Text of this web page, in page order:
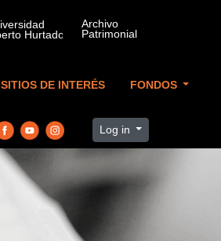
SITIOS DE INTERÉS FONDOS
Log in